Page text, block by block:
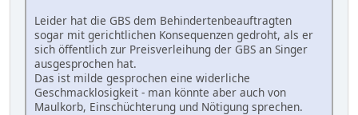
Leider hat die GBS dem Behindertenbeauftragten
sogar mit gerichtlichen Konsequenzen gedroht, als er
sich öffentlich zur Preisverleihung der GBS an Singer
ausgesprochen hat.
Das ist milde gesprochen eine widerliche
Geschmacklosigkeit - man könnte aber auch von
Maulkorb, Einschüchterung und Nötigung sprechen.